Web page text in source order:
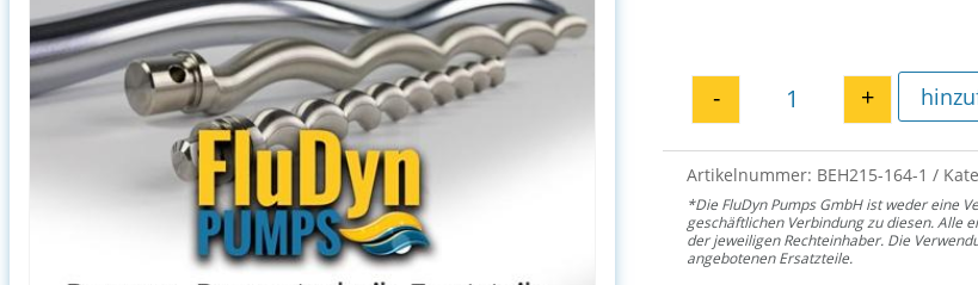
Zyko-Hülse EH 164
- +
Artikelnummer: BEH215-164-1
*Die FluDyn Pumps GmbH ist weder eine
geschäftlichen Verbindung zu diesen. Alle
der jeweiligen Rechteinhaber. Die
angebotenen Ersatzteile.